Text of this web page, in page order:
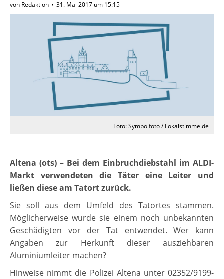
von Redaktion 31. Mai 2017 um 15:15
Foto: Symbolfoto / Lokalstimme.de
Altena (ots) – Bei dem Einbruchdiebstahl im ALDI-
Markt verwendeten die Täter eine Leiter und
ließen diese am Tatort zurück.
Sie soll aus dem Umfeld des Tatortes stammen.
Möglicherweise wurde sie einem noch unbekannten
Geschädigten vor der Tat entwendet. Wer kann
Angaben zur Herkunft dieser ausziehbaren
Aluminiumleiter machen?
Hinweise nimmt die Polizei Altena unter 02352/9199-